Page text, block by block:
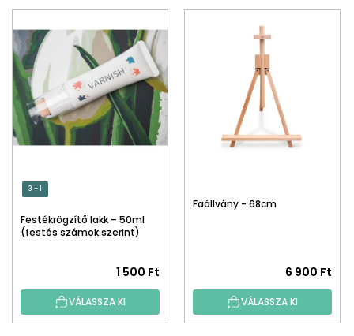
3 + 1
Festékrögzítő lakk – 50ml
(festés számok szerint)
1 500 Ft
VÁLASSZA KI
Faállvány - 68cm
6 900 Ft
VÁLASSZA KI